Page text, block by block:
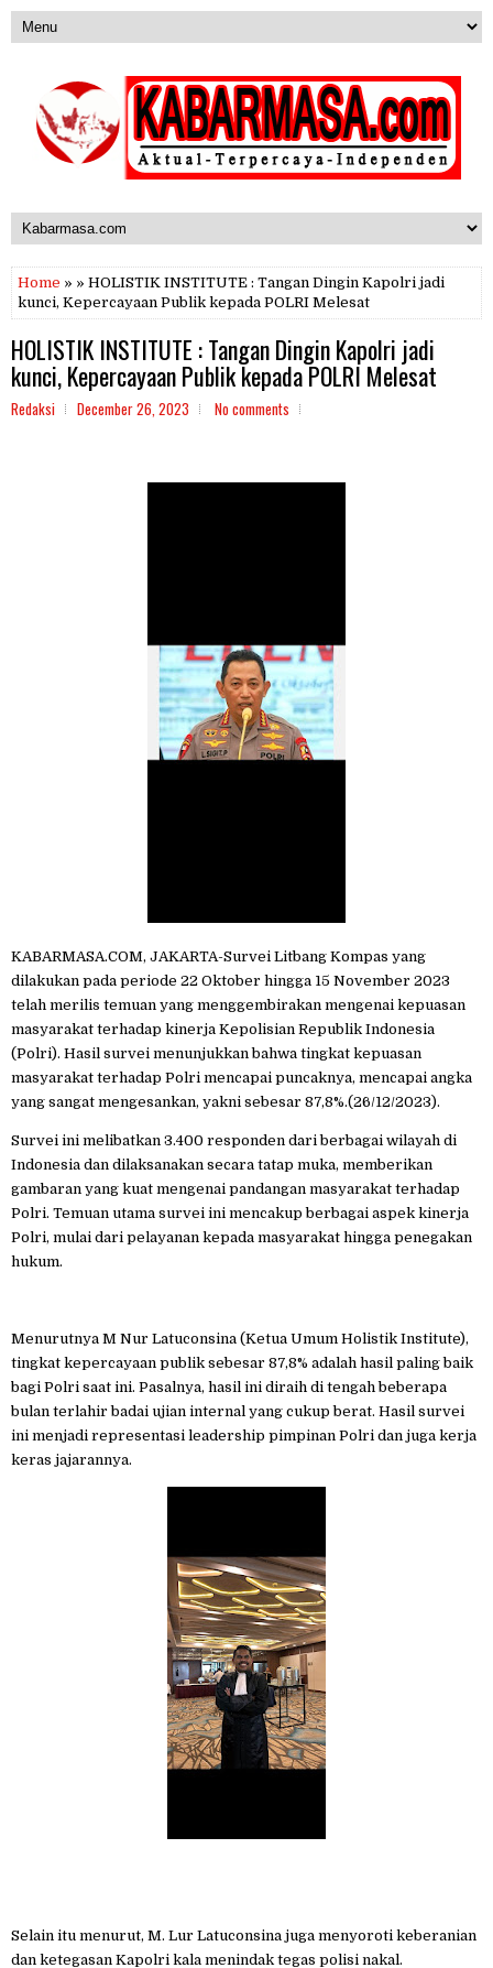
Home » » HOLISTIK INSTITUTE : Tangan Dingin Kapolri jadi
kunci, Kepercayaan Publik kepada POLRI Melesat
HOLISTIK INSTITUTE : Tangan Dingin Kapolri jadi
kunci, Kepercayaan Publik kepada POLRI Melesat
Redaksi December 26, 2023 No comments
KABARMASA.COM, JAKARTA-Survei Litbang Kompas yang
dilakukan pada periode 22 Oktober hingga 15 November 2023
telah merilis temuan yang menggembirakan mengenai kepuasan
masyarakat terhadap kinerja Kepolisian Republik Indonesia
(Polri). Hasil survei menunjukkan bahwa tingkat kepuasan
masyarakat terhadap Polri mencapai puncaknya, mencapai angka
yang sangat mengesankan, yakni sebesar 87,8%.(26/12/2023).
Survei ini melibatkan 3.400 responden dari berbagai wilayah di
Indonesia dan dilaksanakan secara tatap muka, memberikan
gambaran yang kuat mengenai pandangan masyarakat terhadap
Polri. Temuan utama survei ini mencakup berbagai aspek kinerja
Polri, mulai dari pelayanan kepada masyarakat hingga penegakan
hukum.
Menurutnya M Nur Latuconsina (Ketua Umum Holistik Institute),
tingkat kepercayaan publik sebesar 87,8% adalah hasil paling baik
bagi Polri saat ini. Pasalnya, hasil ini diraih di tengah beberapa
bulan terlahir badai ujian internal yang cukup berat. Hasil survei
ini menjadi representasi leadership pimpinan Polri dan juga kerja
keras jajarannya.
Selain itu menurut, M. Lur Latuconsina juga menyoroti keberanian
dan ketegasan Kapolri kala menindak tegas polisi nakal.